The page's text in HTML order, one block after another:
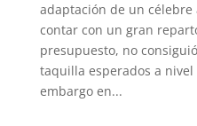
adaptación de un célebre
contar con un gran
presupuesto, no
taquilla esperados a
embargo en...